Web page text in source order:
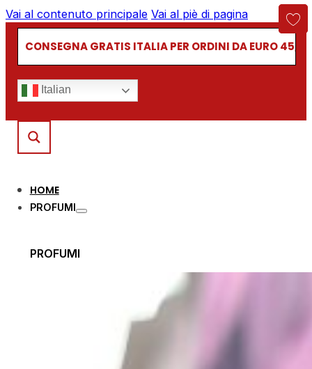
Vai al contenuto principale Vai al piè di pagina
CONSEGNA GRATIS ITALIA PER ORDINI DA EURO
Italian
HOME
PROFUMI
PROFUMI